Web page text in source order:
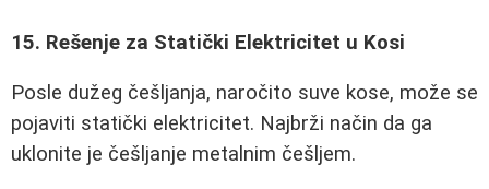
15. Rešenje za Statički Elektricitet u Kosi
Posle dužeg češljanja, naročito suve kose, može se
pojaviti statički elektricitet. Najbrži način da ga
uklonite je češljanje metalnim češljem.